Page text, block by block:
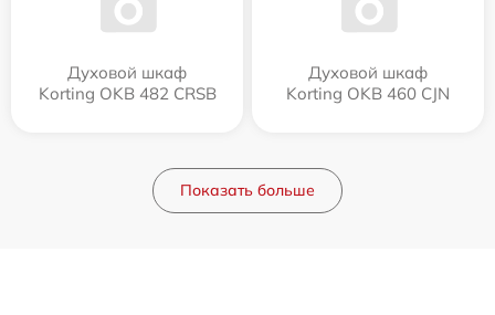
Духовой шкаф
Korting OKB 482 CRSB
Духовой шкаф
Korting OKB 460 CJN
Показать больше